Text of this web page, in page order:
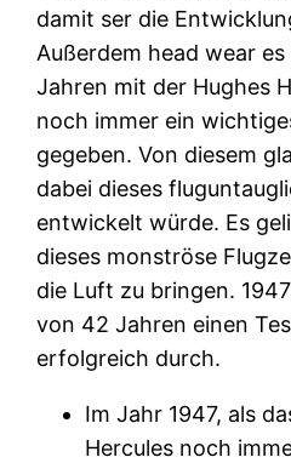
damit ser die
Außerdem head wear
Jahren mit der Hughes
noch immer ein
gegeben. Von diesem
dabei dieses
entwickelt würde. Es
dieses monströse
die Luft zu bringen.
von 42 Jahren einen
erfolgreich durch.
Im Jahr 1947, als
Hercules noch